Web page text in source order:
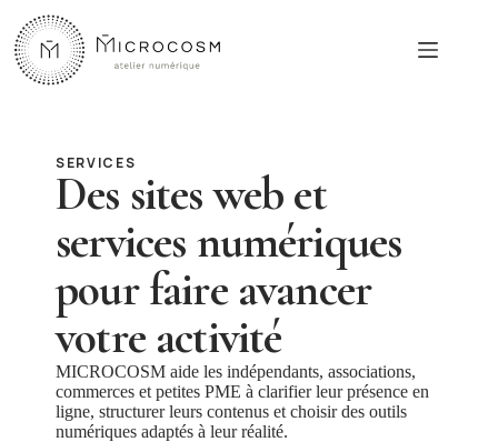
contenu
SERVICES
Des sites web et
services numériques
pour faire avancer
votre activité
MICROCOSM aide les indépendants, associations,
commerces et petites PME à clarifier leur présence en
ligne, structurer leurs contenus et choisir des outils
numériques adaptés à leur réalité.